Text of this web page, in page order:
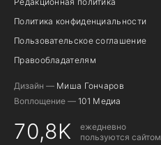
Политика конфиденциальности
Пользовательское соглашение
Правообладателям
Дизайн — Миша Гончаров
Воплощение — 101 Медиа
70,8K
ежедневно
пользуются сайтом